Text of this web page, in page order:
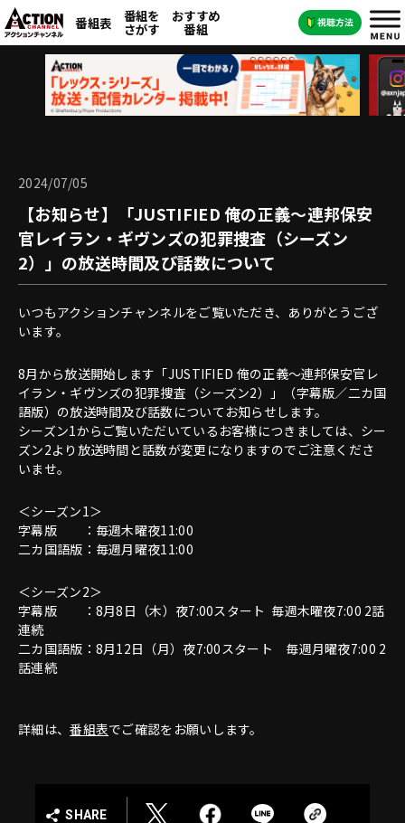
番組表 番組を
さがす
おすすめ
番組
2024/07/05
【お知らせ】「JUSTIFIED 俺の正義～連邦保安
官レイラン・ギヴンズの犯罪捜査（シーズン
2）」の放送時間及び話数について
いつもアクションチャンネルをご覧いただき、ありがとうござ
います。
8月から放送開始します「JUSTIFIED 俺の正義～連邦保安官レ
イラン・ギヴンズの犯罪捜査（シーズン2）」（字幕版／二カ国
語版）の放送時間及び話数についてお知らせします。
シーズン1からご覧いただいているお客様につきましては、シー
ズン2より放送時間と話数が変更になりますのでご注意くださ
いませ。
＜シーズン1＞
字幕版 ：毎週木曜夜11:00
二カ国語版：毎週月曜夜11:00
＜シーズン2＞
字幕版 ：8月8日（木）夜7:00スタート 毎週木曜夜7:00 2話
連続
二カ国語版：8月12日（月）夜7:00スタート 毎週月曜夜7:00 2
話連続
詳細は、番組表でご確認をお願いします。
SHARE